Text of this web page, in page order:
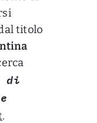
titolo
di
.